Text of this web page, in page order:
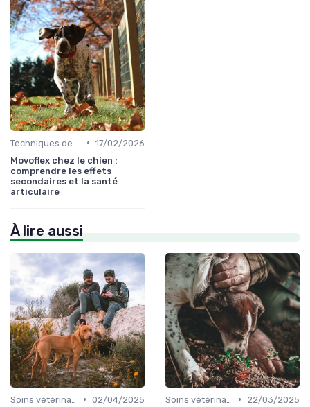
• 17/02/2026
Movoflex chez le chien :
comprendre les effets
secondaires et la santé
articulaire
À lire aussi
• 02/04/2025
•
22/03/2025